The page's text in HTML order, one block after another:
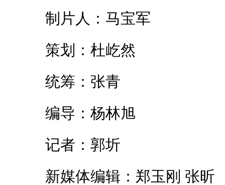
制片人：马宝军
策划：杜屹然
统筹：张青
编导：杨林旭
记者：郭圻
新媒体编辑：郑玉刚 张昕